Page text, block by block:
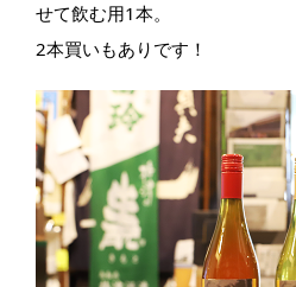
せて飲む用1本。
2本買いもありです！